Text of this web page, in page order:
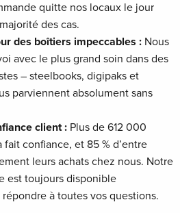
quitte nos locaux le jour
des cas.
des boîtiers impeccables : Nous
avec le plus grand soin dans des
– steelbooks, digipaks et
parviennent absolument sans
client : Plus de 612 000
confiance, et 85 % d’entre
leurs achats chez nous. Notre
est toujours disponible
à toutes vos questions.